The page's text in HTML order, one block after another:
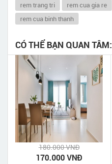
rem trang tri
rem cua gia re
rem cua binh thanh
CÓ THỂ BẠN QUAN TÂM:
180.000 VNĐ
170.000 VNĐ